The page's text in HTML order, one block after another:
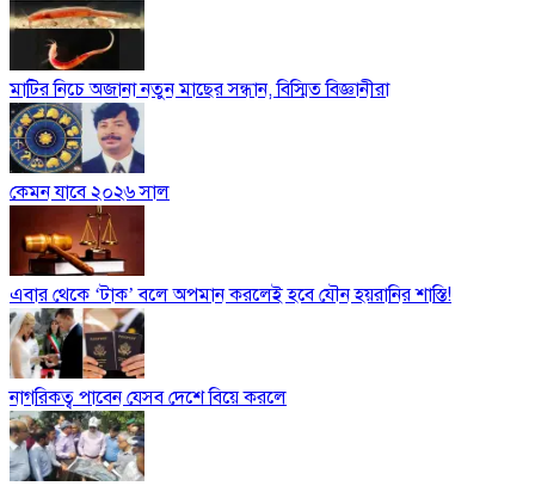
মাটির নিচে অজানা নতুন মাছের সন্ধান, বিস্মিত বিজ্ঞানীরা
কেমন যাবে ২০২৬ সাল
এবার থেকে ‘টাক’ বলে অপমান করলেই হবে যৌন হয়রানির শাস্তি!
নাগরিকত্ব পাবেন যেসব দেশে বিয়ে করলে